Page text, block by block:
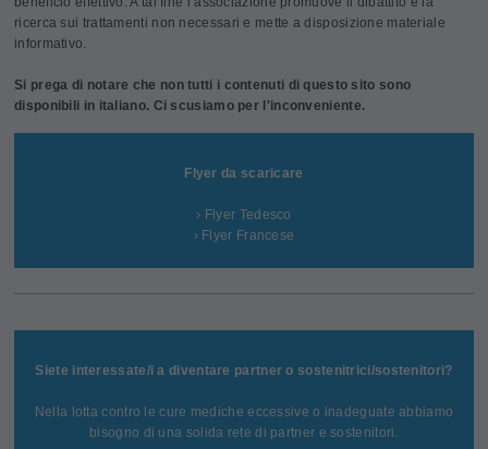
ricerca sui trattamenti non necessari e mette a disposizione materiale
informativo.
Si prega di notare che non tutti i contenuti di questo sito sono
disponibili in italiano. Ci scusiamo per l'inconveniente.
Flyer da scaricare
› Flyer Tedesco
› Flyer Francese
Siete interessate/i a diventare partner o sostenitrici/sostenitori?
Nella lotta contro le cure mediche eccessive o inadeguate abbiamo
bisogno di una solida rete di partner e sostenitori.